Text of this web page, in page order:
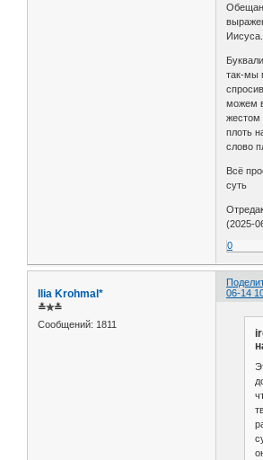
Иисуса.
так-мы
можем
жестом
плоть
слово
Всё
суть
(2025-
0
06-14
Ilia Krohmal*
≛✯≛
Сообщений: 1811